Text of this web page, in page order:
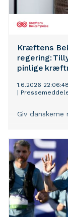
Kræftens
regering:
pinlige
1.6.2026
Giv